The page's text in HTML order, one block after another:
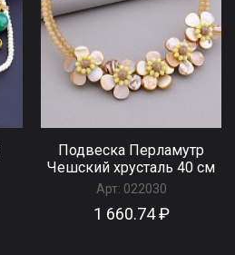
Подвеска Перламутр
Чешский хрусталь 40 см
Арт: 022030
1 660.74 ₽